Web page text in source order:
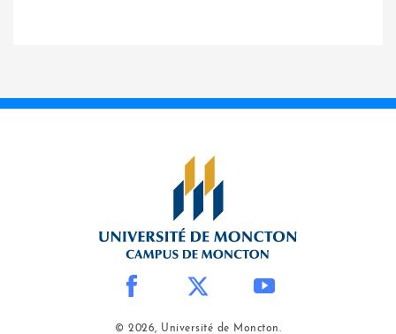
© 2026, Université de Moncton.